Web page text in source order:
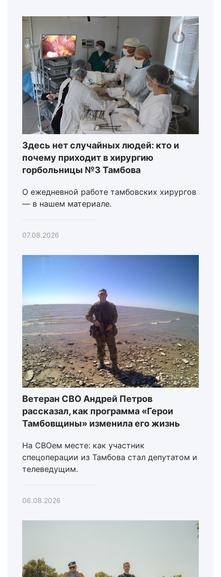
Здесь нет случайных людей: кто и
почему приходит в хирургию
горбольницы №3 Тамбова
О ежедневной работе тамбовских хирургов
— в нашем материале.
07.08.2026
Ветеран СВО Андрей Петров
рассказал, как программа «Герои
Тамбовщины» изменила его жизнь
На СВОем месте: как участник
спецоперации из Тамбова стал депутатом и
телеведущим.
06.08.2026